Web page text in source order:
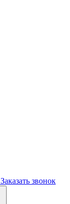
Заказать звонок